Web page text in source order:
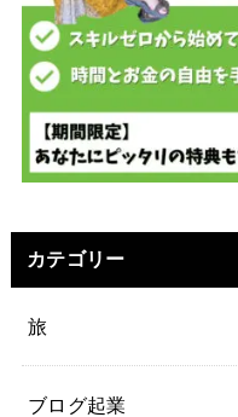
カテゴリー
旅
ブログ起業